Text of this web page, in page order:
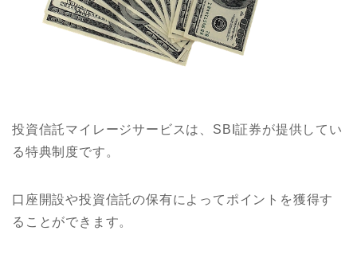
投資信託マイレージサービスは、SBI証券が提供してい
る特典制度です。
口座開設や投資信託の保有によってポイントを獲得す
ることができます。